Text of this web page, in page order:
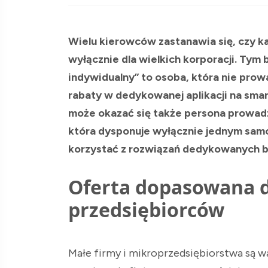
Wielu kierowców zastanawia się, czy
wyłącznie dla wielkich korporacji.
indywidualny” to osoba, która nie
rabaty w dedykowanej aplikacji na
może okazać się także persona
która dysponuje wyłącznie jednym
korzystać z rozwiązań dedykowanych
Oferta dopasowana
przedsiębiorców
Małe firmy i mikroprzedsiębiorstwa są